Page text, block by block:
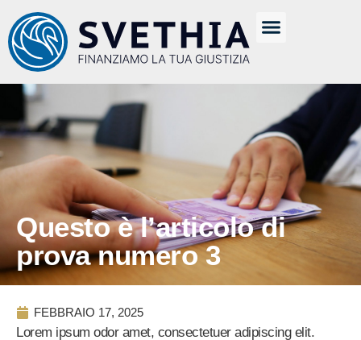
Questo è l’articolo di
prova numero 3
FEBBRAIO 17, 2025
Lorem ipsum odor amet, consectetuer adipiscing elit.